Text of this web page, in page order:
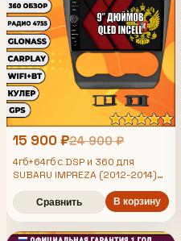
15 900 ₽24 900 ₽
4гб+64гб с DSP и 360 для
SUBARU IMPREZA (2012-2014)
Android магнитола с DSP и
усилителем TDA7850
Сравнить В корзину